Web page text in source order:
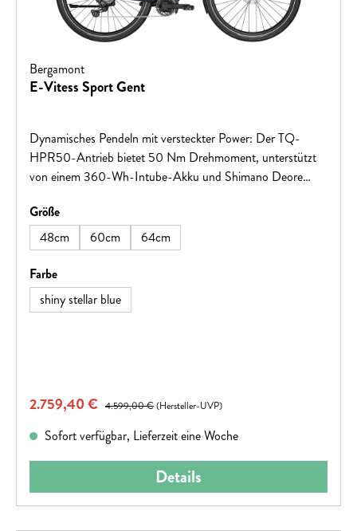
Bergamont
E-Vitess Sport Gent
Dynamisches Pendeln mit versteckter Power: Der TQ-
HPR50-Antrieb bietet 50 Nm Drehmoment, unterstützt
von einem 360-Wh-Intube-Akku und Shimano Deore
mit Tagfahrlicht und Bremslichtfunktion.
Größeauswählen
48cm
60cm
64cm
Farbeauswählen
shiny stellar blue
Verkaufspreis:
2.759,40 € Regulärer Preis:
4.599,00 €(Hersteller-UVP)
Sofort verfügbar, Lieferzeit eine Woche
Details